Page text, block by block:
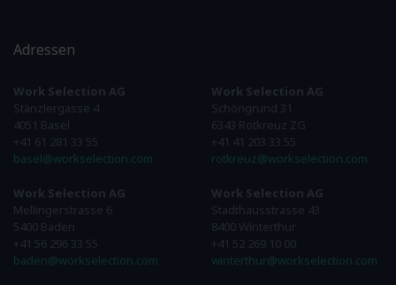
Adressen
Work Selection AG
Stänzlergasse 4
4051 Basel
+41 61 281 33 55
basel@workselection.com
Work Selection AG
Mellingerstrasse 6
5400 Baden
+41 56 296 33 55
baden@workselection.com
Work Selection AG
Schöngrund 31
6343 Rotkreuz ZG
+41 41 203 33 55
rotkreuz@workselection.com
Work Selection AG
Stadthausstrasse 43
8400 Winterthur
+41 52 269 10 00
winterthur@workselection.com